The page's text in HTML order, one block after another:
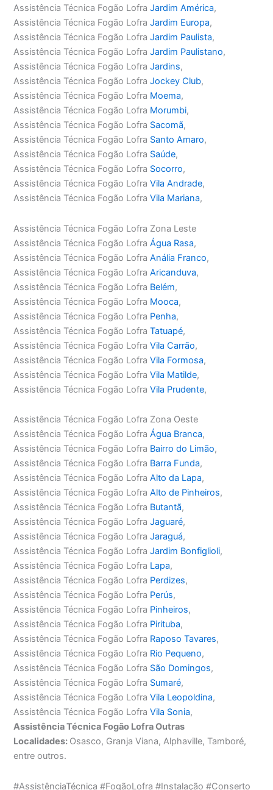
Assistência Técnica Fogão LofraJardim América,
Assistência Técnica Fogão LofraJardim Europa,
Assistência Técnica Fogão LofraJardim Paulista,
Assistência Técnica Fogão LofraJardim Paulistano,
Assistência Técnica Fogão LofraJardins,
Assistência Técnica Fogão LofraJockey Club,
Assistência Técnica Fogão Lofra Moema,
Assistência Técnica Fogão Lofra Morumbi,
Assistência Técnica Fogão Lofra Sacomã,
Assistência Técnica Fogão Lofra Santo Amaro,
Assistência Técnica Fogão Lofra Saúde,
Assistência Técnica Fogão Lofra Socorro,
Assistência Técnica Fogão LofraVila Andrade,
Assistência Técnica Fogão LofraVila Mariana,
Assistência Técnica Fogão Lofra Zona Leste
Assistência Técnica Fogão LofraÁgua Rasa,
Assistência Técnica Fogão LofraAnália Franco,
Assistência Técnica Fogão LofraAricanduva,
Assistência Técnica Fogão Lofra Belém,
Assistência Técnica Fogão Lofra Mooca,
Assistência Técnica Fogão Lofra Penha,
Assistência Técnica Fogão LofraTatuapé,
Assistência Técnica Fogão LofraVila Carrão,
Assistência Técnica Fogão LofraVila Formosa,
Assistência Técnica Fogão LofraVila Matilde,
Assistência Técnica Fogão LofraVila Prudente,
Assistência Técnica Fogão Lofra Zona Oeste
Assistência Técnica Fogão LofraÁgua Branca,
Assistência Técnica Fogão Lofra Bairro do Limão,
Assistência Técnica Fogão Lofra Barra Funda,
Assistência Técnica Fogão LofraAlto da Lapa,
Assistência Técnica Fogão LofraAlto de Pinheiros,
Assistência Técnica Fogão Lofra Butantã,
Assistência Técnica Fogão LofraJaguaré,
Assistência Técnica Fogão LofraJaraguá,
Assistência Técnica Fogão LofraJardim Bonfiglioli,
Assistência Técnica Fogão Lofra Lapa,
Assistência Técnica Fogão Lofra Perdizes,
Assistência Técnica Fogão Lofra Perús,
Assistência Técnica Fogão Lofra Pinheiros,
Assistência Técnica Fogão Lofra Pirituba,
Assistência Técnica Fogão Lofra Raposo Tavares,
Assistência Técnica Fogão Lofra Rio Pequeno,
Assistência Técnica Fogão Lofra São Domingos,
Assistência Técnica Fogão Lofra Sumaré,
Assistência Técnica Fogão LofraVila Leopoldina,
Assistência Técnica Fogão LofraVila Sonia,
Assistência Técnica Fogão Lofra Outras
Localidades: Osasco, Granja Viana, Alphaville, Tamboré,
entre outros.
#AssistênciaTécnica #FogãoLofra #Instalação #Conserto